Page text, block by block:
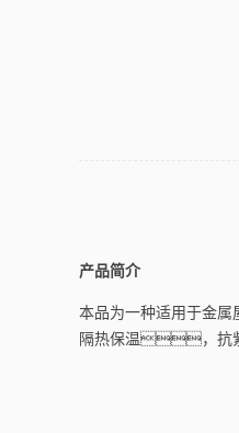
产品简介
本品为一种适用于金
隔热保温，抗